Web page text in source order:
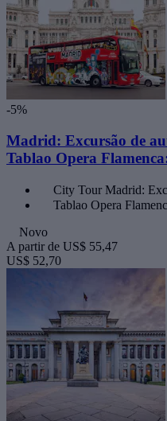
-5%
Madrid: Excursão de
Tablao Opera
City Tour Madrid:
Tablao Opera
Novo
A partir de US$ 55,47
US$ 52,70